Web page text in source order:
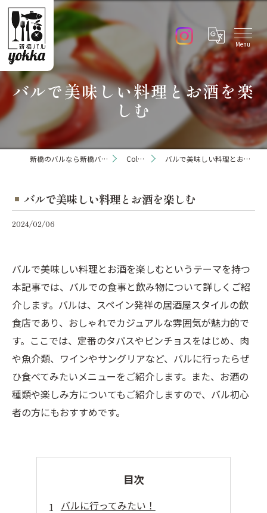
バルで美味しい料理とお酒を楽
しむ
新橋のバルなら新橋バル yokka Column バルで美味しい料理とお酒を楽しむ
バルで美味しい料理とお酒を楽しむ
2024/02/06
バルで美味しい料理とお酒を楽しむというテーマを持つ
本記事では、バルでの食事と飲み物について詳しくご紹
介します。バルは、スペイン発祥の居酒屋スタイルの飲
食店であり、おしゃれでカジュアルな雰囲気が魅力的で
す。ここでは、定番のタパスやピンチョスをはじめ、肉
や魚介類、ワインやサングリアなど、バルに行ったらぜ
ひ食べてみたいメニューをご紹介します。また、お酒の
種類や楽しみ方についてもご紹介しますので、バル初心
者の方にもおすすめです。
目次
バルに行ってみたい！